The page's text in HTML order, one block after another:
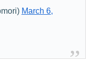
March 6,